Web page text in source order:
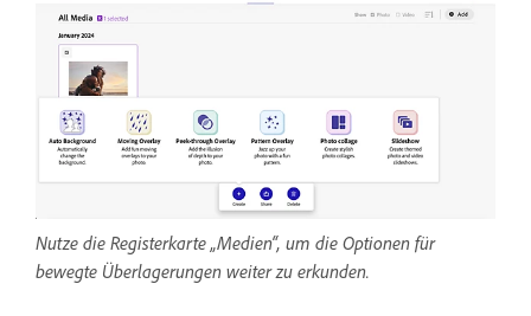
Nutze die Registerkarte „Medien“, um die Optionen für
bewegte Überlagerungen weiter zu erkunden.